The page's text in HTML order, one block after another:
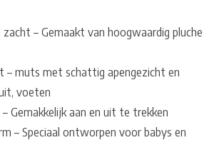
– Gemaakt van hoogwaardig pluche
muts met schattig apengezicht en
voeten
Gemakkelijk aan en uit te trekken
– Speciaal ontworpen voor babys en